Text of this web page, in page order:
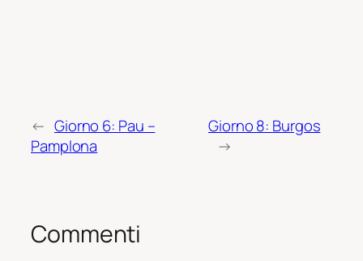
← Giorno 6: Pau –
Pamplona
Giorno 8: Burgos
→
Commenti